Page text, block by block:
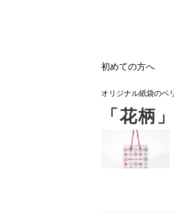
初めての方へ
オリジナル紙袋のベ
「花柄